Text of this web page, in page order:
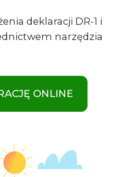
deklaracji DR-1 i
narzędzia
ONLINE